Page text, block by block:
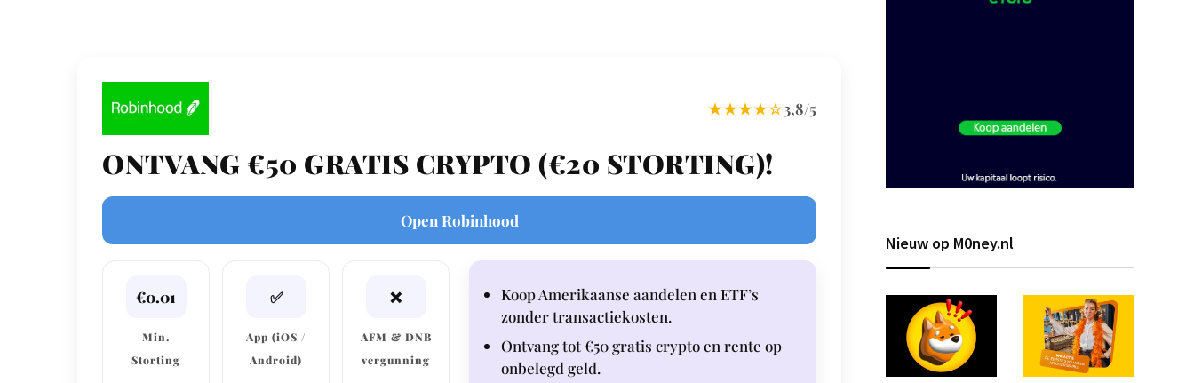
★★★★☆3,8/5
ONTVANG €50 GRATIS CRYPTO (€20 STORTING)!
Open Robinhood
€0.01
Min.
Storting
✅
App (iOS /
Android)
❌
AFM & DNB
vergunning
Koop Amerikaanse aandelen en ETF’s
zonder transactiekosten.
Ontvang tot €50 gratis crypto en rente op
onbelegd geld.
Nieuw op M0ney.nl